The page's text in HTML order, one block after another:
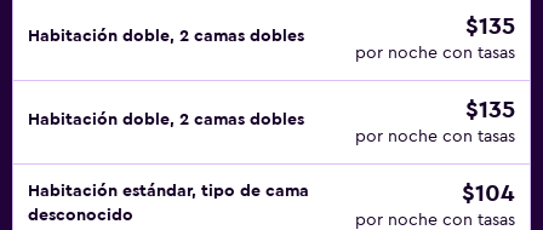
Habitación doble, 2 camas dobles $135
por noche con tasas
Habitación doble, 2 camas dobles $135
por noche con tasas
Habitación estándar, tipo de cama
desconocido
$104
por noche con tasas